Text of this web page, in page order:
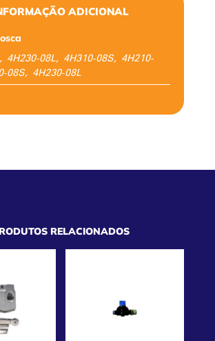
ADICIONAL
4H230-08L, 4H310-08S, 4H210-
08S, 4H230-08L
RELACIONADOS